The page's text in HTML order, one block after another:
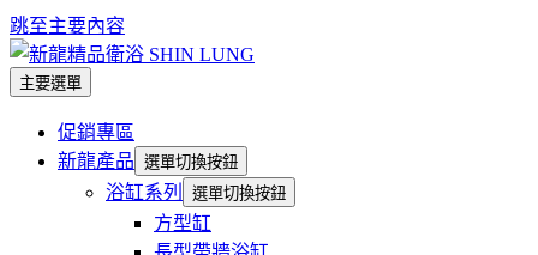
跳至主要內容
主要選單
促銷專區
新龍產品 選單切換按鈕
浴缸系列 選單切換按鈕
方型缸